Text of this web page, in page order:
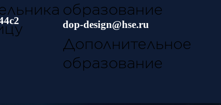
образование
dop-design@hse.ru
Дополнительное
образование